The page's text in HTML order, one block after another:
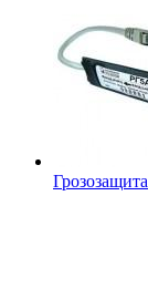
Грозозащита